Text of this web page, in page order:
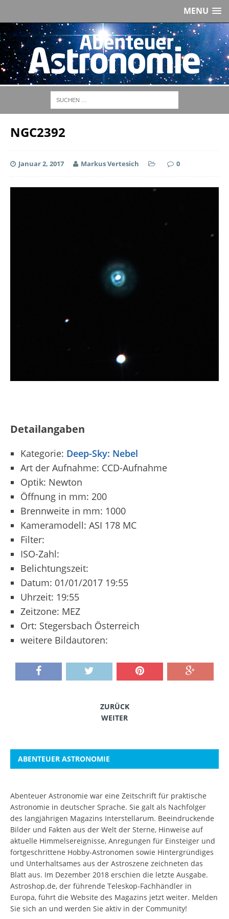
MENU
NGC2392
Januar 2, 2017 Markus Vertesich 0
Detailangaben
Kategorie: Deep-Sky: Nebel
Art der Aufnahme: CCD-Aufnahme
Optik: Newton
Öffnung in mm: 200
Brennweite in mm: 1000
Kameramodell: ASI 178 MC
Filter:
ISO-Zahl:
Belichtungszeit:
Datum: 01/01/2017 19:55
Uhrzeit: 19:55
Zeitzone: MEZ
Ort: Stegersbach Österreich
weitere Bildautoren:
ZURÜCK
WEITER
ABENTEUER ASTRONOMIE
Abenteuer Astronomie war eine Zeitschrift für praktische
Astronomie in deutscher Sprache. Sie galt als Nachfolger
des langjährigen Magazins Interstellarum. Beeindruckende
Bilder und Fakten aus der Welt der Sterne, Hinweise auf
aktuelle Himmelsereignisse, Anregungen für Einsteiger und
fortgeschrittene Hobby-Astronomen sowie Hintergründiges
und Unterhaltsames aus der Astroszene zeichneten das
Blatt aus. Im Dezember 2018 erschien die letzte Ausgabe.
Astroshop.de, der führende Teleskop-Fachhändler in
Europa, führt die Website des Magazins jetzt weiter. Melden
Sie sich an und werden Sie aktiv in der Community!